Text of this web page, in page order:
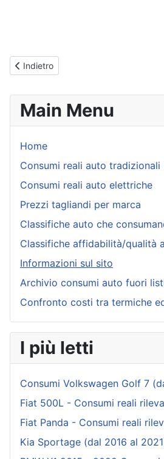
Main Menu
Home
Consumi reali auto tradizionali
Consumi reali auto elettriche
Prezzi tagliandi per marca
Classifiche auto che
Classifiche affidabilità/qualità
Informazioni sul sito
Archivio consumi auto fuori
Confronto costi tra termiche
I più letti
Consumi Volkswagen Golf 7
Fiat 500L - Consumi reali
Fiat Panda - Consumi reali
Kia Sportage (dal 2016 al
Articolo precedente: Informazioni sul
Indietro